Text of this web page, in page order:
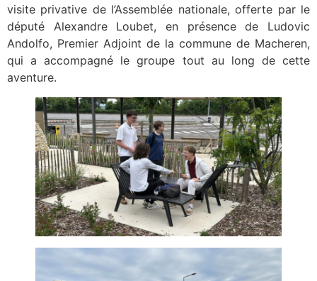
visite privative de l’Assemblée nationale, offerte par le
député Alexandre Loubet, en présence de Ludovic
Andolfo, Premier Adjoint de la commune de Macheren,
qui a accompagné le groupe tout au long de cette
aventure.